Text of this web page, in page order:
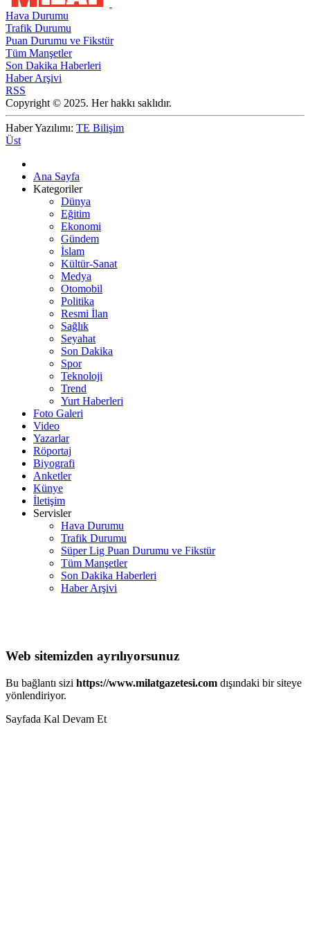
Hava Durumu
Trafik Durumu
Puan Durumu ve Fikstür
Tüm Manşetler
Son Dakika Haberleri
Haber Arşivi
RSS
Copyright © 2025. Her hakkı saklıdır.
Haber Yazılımı: TE Bilişim
Üst
Ana Sayfa
Kategoriler
Dünya
Eğitim
Ekonomi
Gündem
İslam
Kültür-Sanat
Medya
Otomobil
Politika
Resmi İlan
Sağlık
Seyahat
Son Dakika
Spor
Teknoloji
Trend
Yurt Haberleri
Foto Galeri
Video
Yazarlar
Röportaj
Biyografi
Anketler
Künye
İletişim
Servisler
Hava Durumu
Trafik Durumu
Süper Lig Puan Durumu ve Fikstür
Tüm Manşetler
Son Dakika Haberleri
Haber Arşivi
Web sitemizden ayrılıyorsunuz
Bu bağlantı sizi https://www.milatgazetesi.com dışındaki bir siteye
yönlendiriyor.
Sayfada Kal Devam Et